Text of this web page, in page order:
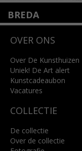
BREDA
4818 SB Breda
info@kunsthuisbreda.nl
Lees meer
OVER ONS
Over De Kunsthuizen
Uniek! De Art alert
Kunstcadeaubon
Vacatures
COLLECTIE
De collectie
Over de collectie